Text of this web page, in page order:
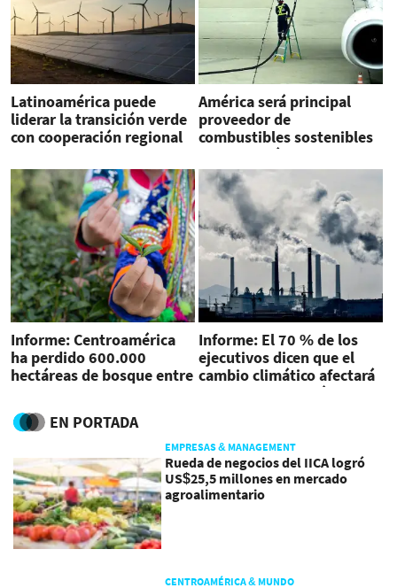
Latinoamérica puede
liderar la transición verde
con cooperación regional
América será principal
proveedor de
combustibles sostenibles
para aviación
Informe: Centroamérica
ha perdido 600.000
hectáreas de bosque entre
Informe: El 70 % de los
ejecutivos dicen que el
cambio climático afectará
su negocio esta década
EN PORTADA
EMPRESAS & MANAGEMENT
Rueda de negocios del IICA logró
US$25,5 millones en mercado
agroalimentario
CENTROAMÉRICA & MUNDO